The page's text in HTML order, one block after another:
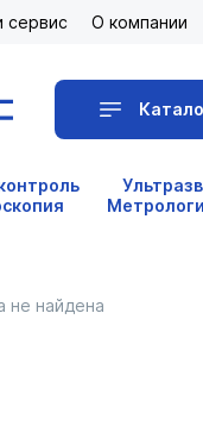
сервис О компании
не найдена